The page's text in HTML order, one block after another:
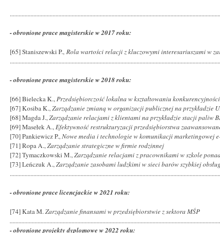
- obronione prace magisterskie w 2017 roku:
[65] Staniszewski P., Rola wartości relacji z kluczowymi interesariuszami w
- obronione prace magisterskie w 2018 roku:
[66] Bielecka K., Przedsiębiorczość lokalna w kształtowaniu
[67] Kosiba K., Zarządzanie zmianą w organizacji publicznej na przykładzie
[68] Magda J., Zarządzanie relacjami z klientami na przykładzie stacji paliw
[69] Masełek A., Efektywność restrukturyzacji przedsiębiorstwa
[70] Pankiewicz P., Nowe media i technologie w komunikacji marketingowej
[71] Ropa A., Zarządzanie strategiczne w firmie rodzinnej
[72] Tymaczkowski M., Zarządzanie relacjami z pracownikami w szkole
[73] Leńczuk A., Zarządzanie zasobami ludzkimi w sieci barów szybkiej
- obronione prace licencjackie w 2021 roku:
[74] Kata M. Zarządzanie finansami w przedsiębiorstwie z sektora MŚP
- obronione projekty dyplomowe w 2022 roku: